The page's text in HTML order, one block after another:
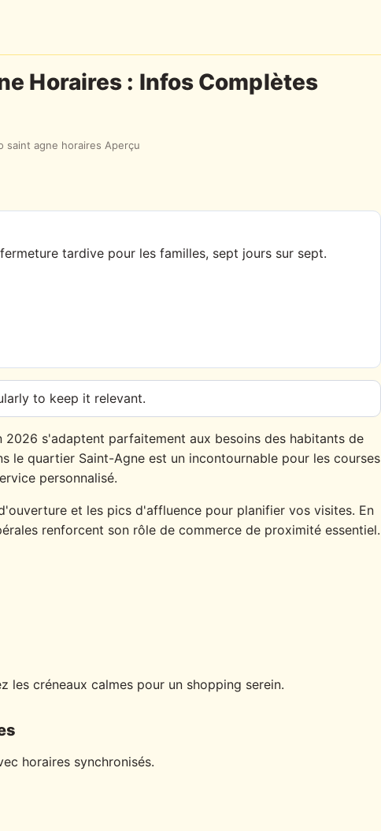
Horaires : Infos Complètes
saint agne horaires Aperçu
tardive pour les familles, sept jours sur sept.
to keep it relevant.
2026 s'adaptent parfaitement aux besoins des habitants de
le quartier Saint-Agne est un incontournable pour les courses
personnalisé.
et les pics d'affluence pour planifier vos visites. En
renforcent son rôle de commerce de proximité essentiel.
les créneaux calmes pour un shopping serein.
horaires synchronisés.